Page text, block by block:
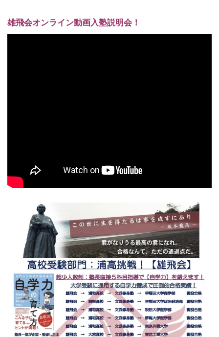
雄飛会オンライン動画入塾説明会！